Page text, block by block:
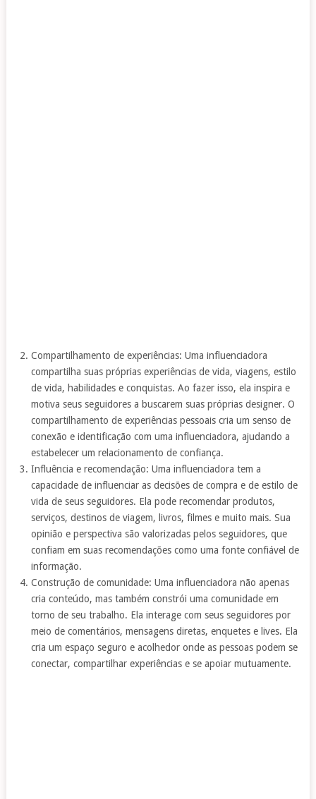
Compartilhamento de experiências: Uma influenciadora
compartilha suas próprias experiências de vida, viagens, estilo
de vida, habilidades e conquistas. Ao fazer isso, ela inspira e
motiva seus seguidores a buscarem suas próprias designer. O
compartilhamento de experiências pessoais cria um senso de
conexão e identificação com uma influenciadora, ajudando a
estabelecer um relacionamento de confiança.
Influência e recomendação: Uma influenciadora tem a
capacidade de influenciar as decisões de compra e de estilo de
vida de seus seguidores. Ela pode recomendar produtos,
serviços, destinos de viagem, livros, filmes e muito mais. Sua
opinião e perspectiva são valorizadas pelos seguidores, que
confiam em suas recomendações como uma fonte confiável de
informação.
Construção de comunidade: Uma influenciadora não apenas
cria conteúdo, mas também constrói uma comunidade em
torno de seu trabalho. Ela interage com seus seguidores por
meio de comentários, mensagens diretas, enquetes e lives. Ela
cria um espaço seguro e acolhedor onde as pessoas podem se
conectar, compartilhar experiências e se apoiar mutuamente.